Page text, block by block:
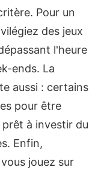
Pour un
des jeux
l'heure
ends. La
aussi : certains
pour être
à investir du
Enfin,
jouez sur